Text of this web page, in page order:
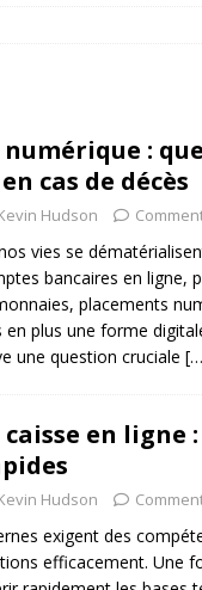
courriers en entreprise
:
cas de décès
Hudson
vies se
bancaires en ligne,
placements
en plus une forme
une question cruciale
en ligne
Hudson
exigent des
efficacement. Une